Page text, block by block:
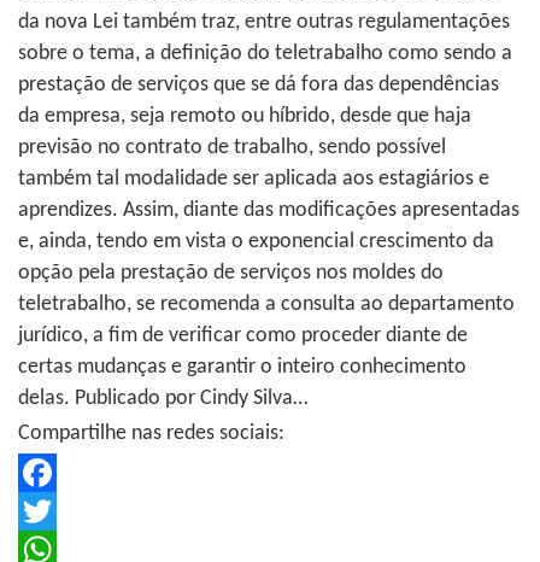
da nova Lei também traz, entre outras regulamentações
sobre o tema, a definição do teletrabalho como sendo a
prestação de serviços que se dá fora das dependências
da empresa, seja remoto ou híbrido, desde que haja
previsão no contrato de trabalho, sendo possível
também tal modalidade ser aplicada aos estagiários e
aprendizes. Assim, diante das modificações apresentadas
e, ainda, tendo em vista o exponencial crescimento da
opção pela prestação de serviços nos moldes do
teletrabalho, se recomenda a consulta ao departamento
jurídico, a fim de verificar como proceder diante de
certas mudanças e garantir o inteiro conhecimento
delas. Publicado por Cindy Silva…
Compartilhe nas redes sociais:
Facebook
Twitter